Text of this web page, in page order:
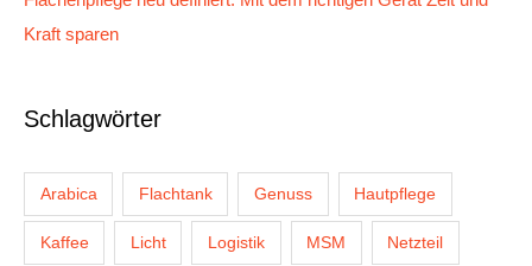
Kraft sparen
Schlagwörter
Arabica Flachtank Genuss Hautpflege
Kaffee Licht Logistik MSM Netzteil